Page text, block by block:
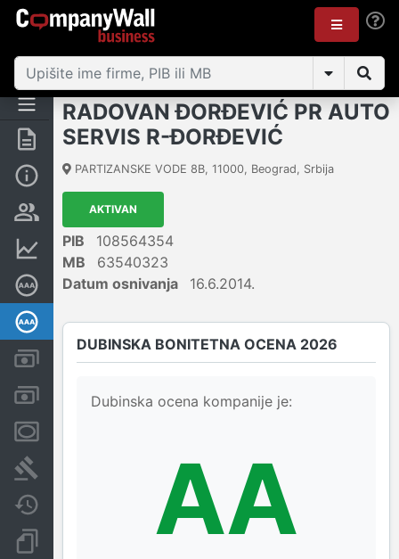
Rezime
Osnovni podaci
Vlasnička struktura
Finansijski podaci
Sertifikat bonitetne izvrsnosti
Dubinska bonitetna ocena
Računi i blokade
RADOVAN ĐORĐEVIĆ PR AUTO
SERVIS R-ĐORĐEVIĆ
PARTIZANSKE VODE 8B, 11000, Beograd, Srbija
AKTIVAN
PIB
108564354
MB
63540323
Datum osnivanja
16.6.2014.
DUBINSKA BONITETNA OCENA 2026
Dubinska ocena kompanije je:
AA